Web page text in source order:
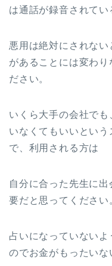
は通話が録音されてい
悪用は絶対にされな
があることには変わり
ださい。
いくら大手の会社で
いなくてもいいとい
で、利用される方は
自分に合った先生に
要だと思ってください
占いになっていない
のでお金がもったいな